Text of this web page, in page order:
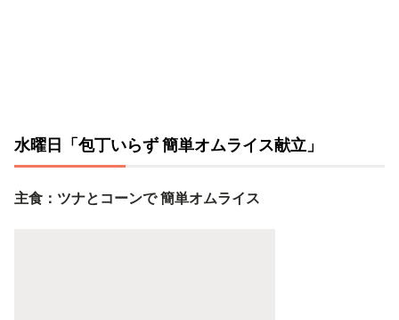
水曜日「包丁いらず 簡単オムライス献立」
主食：ツナとコーンで 簡単オムライス